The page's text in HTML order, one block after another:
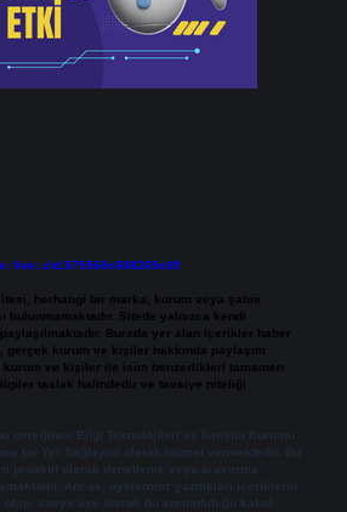
live:.cid.575569c608265c69
herhangi bir marka, kurum veya şahıs
bulunmamaktadır. Sitede yalnızca kendi
paylaşılmaktadır. Burada yer alan içerikler haber
gerçek kurum ve kişiler hakkında paylaşım
kurum ve kişiler ile isim benzerlikleri tamamen
taslak halindedir ve tavsiye niteliği
gereğince Bilgi Teknolojileri ve İletişim Kurumu
bir Yer Sağlayıcı olarak hizmet vermektedir. Bu
proaktif olarak denetleme veya araştırma
Ancak, üyelerimiz yazdıkları içeriklerin
olup, siteye üye olarak bu sorumluluğu kabul